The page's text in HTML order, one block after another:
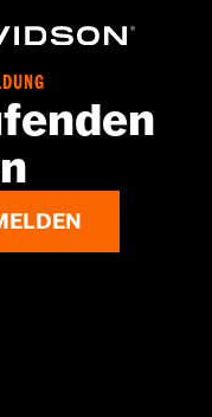
13,3 cm /